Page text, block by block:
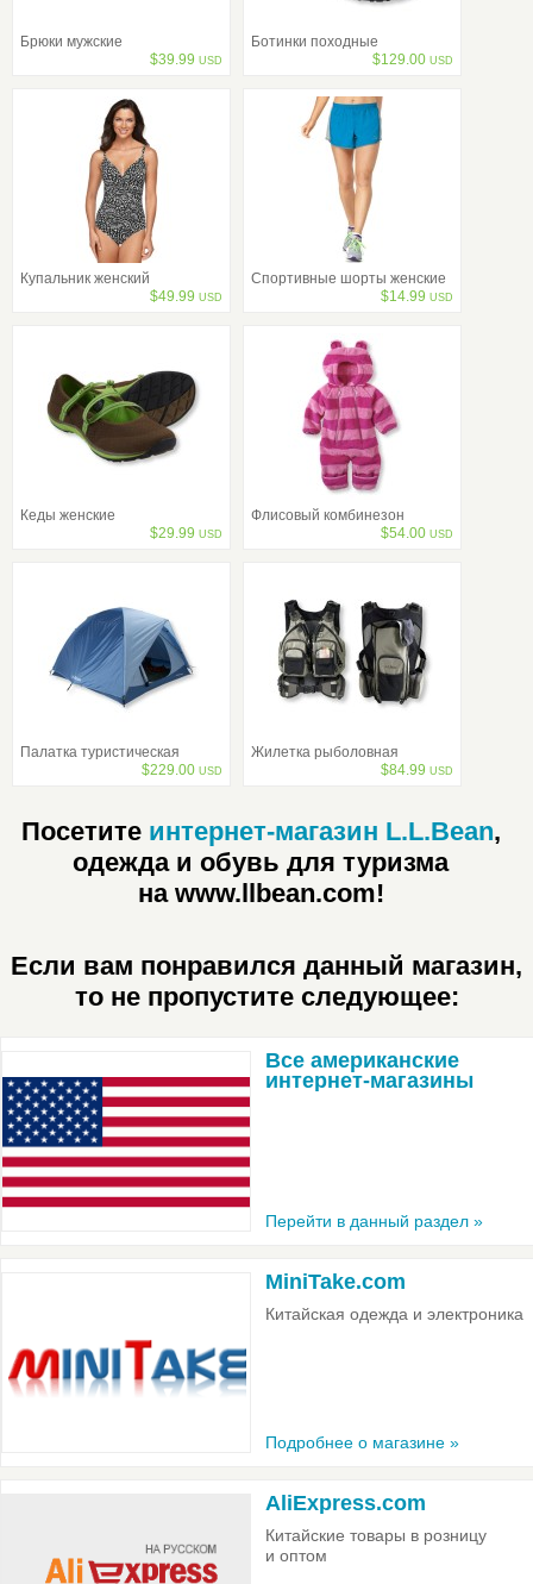
Брюки мужские
$39.99 USD
Ботинки походные
$129.00 USD
Купальник женский
$49.99 USD
Спортивные шорты женские
$14.99 USD
Кеды женские
$29.99 USD
Флисовый комбинезон
$54.00 USD
Палатка туристическая
$229.00 USD
Жилетка рыболовная
$84.99 USD
Посетите интернет-магазин L.L.Bean,
одежда и обувь для туризма
на www.llbean.com!
Если вам понравился данный магазин,
то не пропустите следующее:
Все американские
интернет-магазины
Перейти в данный раздел »
MiniTake.com
Китайская одежда и электроника
Подробнее о магазине »
AliExpress.com
Китайские товары в розницу
и оптом